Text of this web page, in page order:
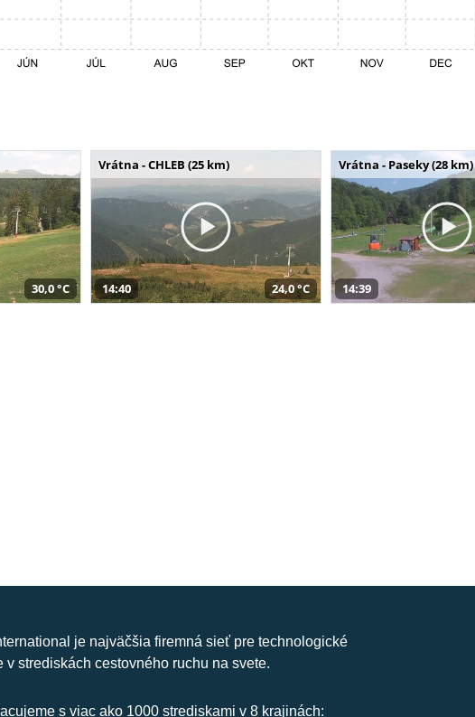
30,0 °C
Vrátna - CHLEB (25 km)
14:40 24,0 °C
Vrátna - Paseky (28 km)
14:39
je najväčšia firemná sieť pre technologické
v strediskách cestovného ruchu na svete.
s viac ako 1000 strediskami v 8 krajinách: